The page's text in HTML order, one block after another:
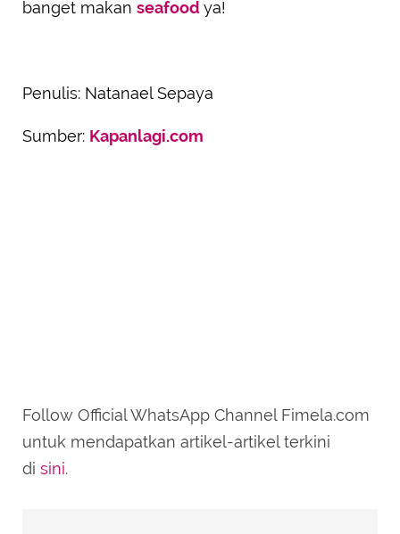
banget makan seafood ya!
Penulis: Natanael Sepaya
Sumber: Kapanlagi.com
Follow Official WhatsApp Channel Fimela.com
untuk mendapatkan artikel-artikel terkini
di sini.